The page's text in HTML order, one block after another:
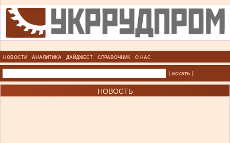
НОВОСТИ АНАЛИТИКА ДАЙДЖЕСТ СПРАВОЧНИК О НАС
| искать |
НОВОСТЬ